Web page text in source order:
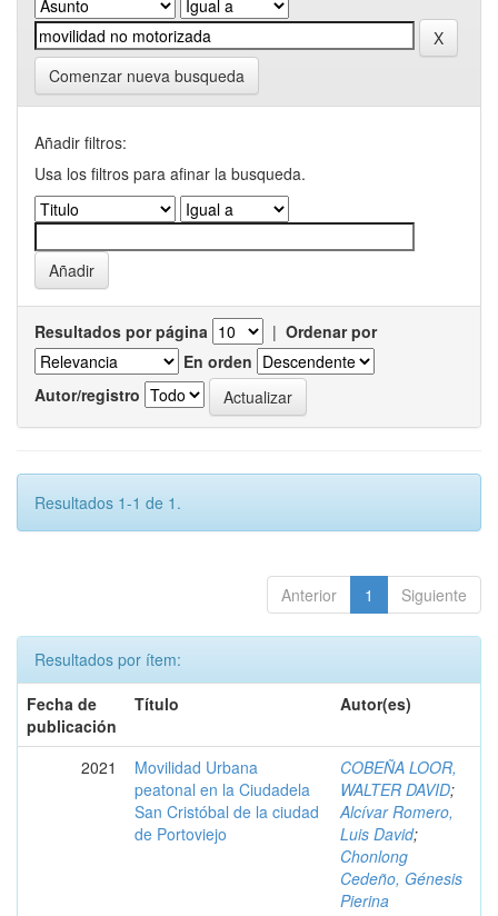
Comenzar nueva busqueda
Añadir filtros:
Usa los filtros para afinar la busqueda.
Resultados por página | Ordenar por
En orden
Autor/registro
Resultados 1-1 de 1.
Anterior 1 Siguiente
Resultados por ítem:
Fecha de
publicación
Título Autor(es)
2021
Movilidad Urbana
peatonal en la Ciudadela
San Cristóbal de la ciudad
de Portoviejo
COBEÑA LOOR,
WALTER DAVID;
Alcívar Romero,
Luis David;
Chonlong
Cedeño, Génesis
Pierina